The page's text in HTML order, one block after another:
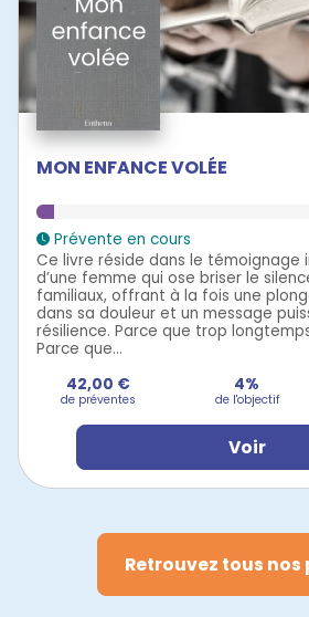
MON ENFANCE VOLÉE
Prévente en cours
Ce livre réside dans le témoignage
d’une femme qui ose briser le
familiaux, offrant à la fois une
dans sa douleur et un message
résilience. Parce que trop
Parce que...
42,00 €
de préventes
4%
de l'objectif
Voir
Retrouvez tous nos